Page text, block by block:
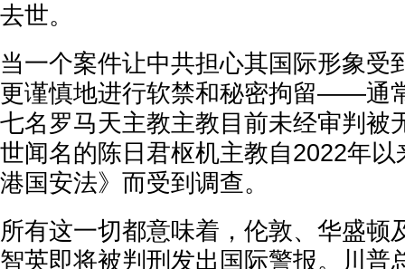
去世。
当一个案件让中共担心其国际形象受
更谨慎地进行软禁和秘密拘留——通
七名罗马天主教主教目前未经审判被
世闻名的陈日君枢机主教自2022年
港国安法》而受到调查。
所有这一切都意味着，伦敦、华盛顿
智英即将被判刑发出国际警报。川普